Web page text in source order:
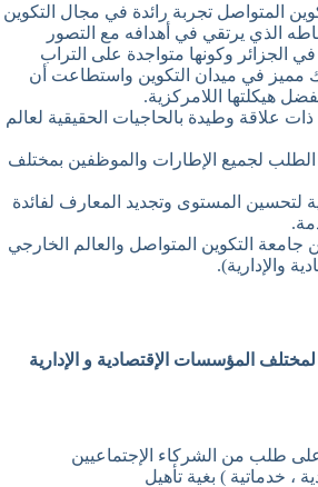
المتواصل تجربة رائدة في مجال التكوين
الذي يرتقي في أهدافه مع التصور
في الجزائر وكونها متواجدة على التراب
مميز في ميدان التكوين واستطاعت أن
هيكلتها اللامركزية.
ذات علاقة وطيدة بالحاجيات الحقيقية لعالم
لجميع الإطارات والموظفين بمختلف
لتحسين المستوى وتجديد المعارف لفائدة
التكوين المتواصل والعالم الخارجي
والإدارية).
على طلب من الشركاء الإجتماعيين
، خدماتية ) بغية تأهيل